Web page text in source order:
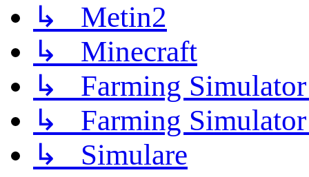
↳ Metin2
↳ Minecraft
↳ Farming
↳ Farming
↳ Simulare